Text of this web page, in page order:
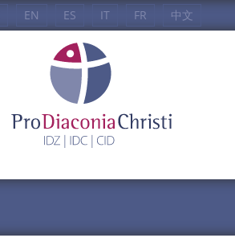
EN ES IT FR 中文